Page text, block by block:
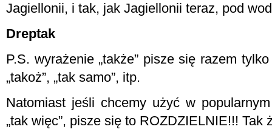
Jagiellonii, i tak, jak Jagiellonii teraz, pod
Dreptak
P.S. wyrażenie „także” pisze się razem tylko
„takoż”, „tak samo”, itp.
Natomiast jeśli chcemy użyć w popularnym
„tak więc”, pisze się to ROZDZIELNIE!!! Tak